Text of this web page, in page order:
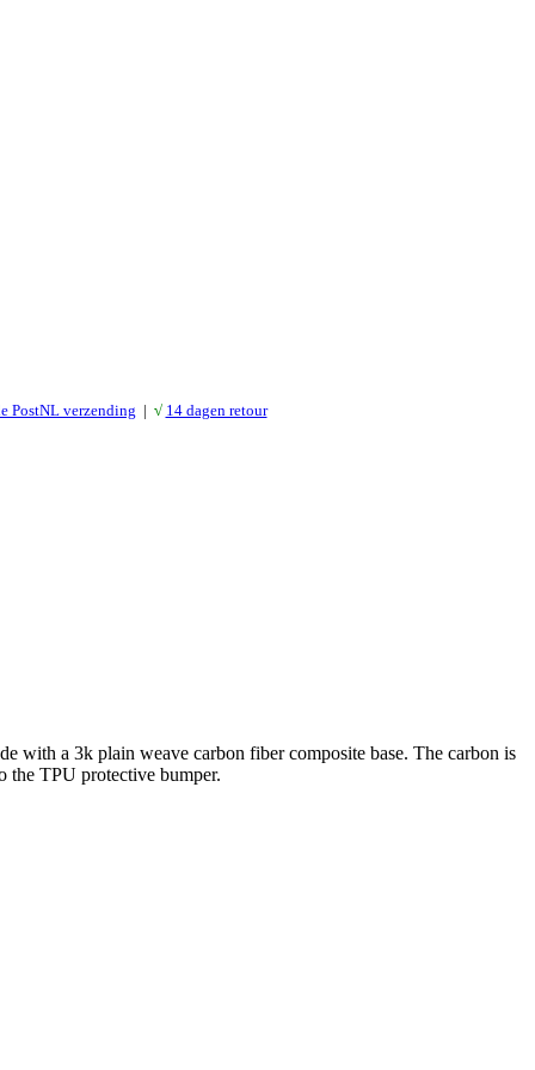
PostNL verzending | √ 14 dagen retour
with a 3k plain weave carbon fiber composite base. The carbon is
the TPU protective bumper.